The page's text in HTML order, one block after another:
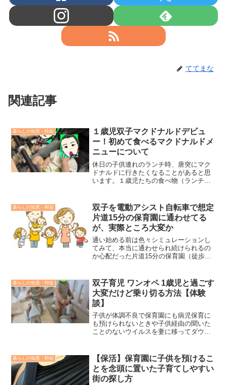
ててまな
関連記事
暮らしの知恵・時短
１歳児双子マクドナルドデビュ
ー！初めて食べるマクドナルドメ
ニューについて
休日の子供連れのランチ時、唐突にマク
ドナルドに行きたくなることがあると思
います。１歳児たちの食べ物（ランチセ
てあるのか。そのような不安を持たれて
いる方に、１歳児でも食べられるメニュ
ーがあり無事マクドナルドデビューでき
ましたので紹介します。
暮らしの知恵・時短
双子を電動アシスト自転車で想定
片道15分の保育園に通わせてる
が、実際ところ大変か
通い始める前は色々シミュレーションし
てみて、本当に通わせられ続けられるの
か心配だった片道15分の保育園（徒歩だ
れば余裕で通わせられることがわかりま
した。本記事では、...
暮らしの知恵・時短
双子育児 ワンオペ 1歳児と過ごす
大変だけど乗り切る方法【体験
談】
子供が体調不良で保育園にも病児保育に
も預けられないときや子供経由の聞いた
ことのないウイルスを妻に移ってダウン
るべく避けたいワンオペですが、やらな
ければいけない場面は必ずどこかでやっ
てきます。苦労することに変わりはあり
ませんが、しのぎ方を工夫すれば、なん
暮らしの知恵・時短
【保活】保育園に子供を預けるこ
とを念頭に置いた子育てしやすい
街の探し方